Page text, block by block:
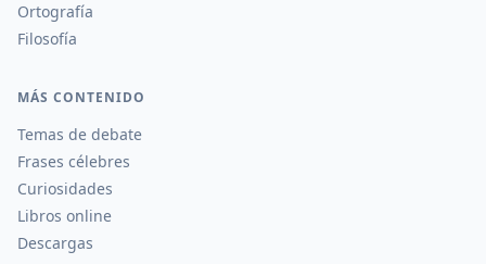
Ortografía
Filosofía
MÁS CONTENIDO
Temas de debate
Frases célebres
Curiosidades
Libros online
Descargas